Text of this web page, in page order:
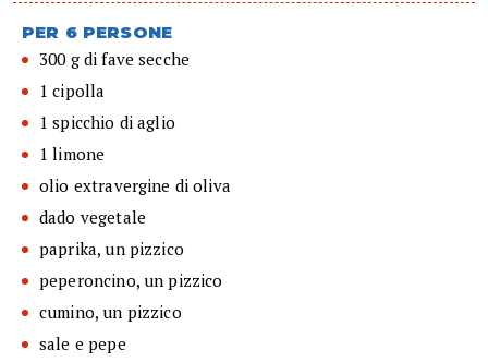
PER 6 PERSONE
300 g di fave secche
1 cipolla
1 spicchio di aglio
1 limone
olio extravergine di oliva
dado vegetale
paprika, un pizzico
peperoncino, un pizzico
cumino, un pizzico
sale e pepe